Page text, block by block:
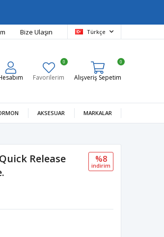
Bize Ulaşın Türkçe
Favorilerim
0
Alışveriş Sepetim
0
AKSESUAR MARKALAR
Release
%8
i̇ndi̇ri̇m